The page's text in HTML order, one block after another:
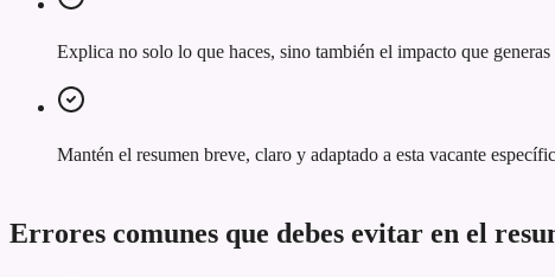
Explica no solo lo que haces, sino también el impacto que
Mantén el resumen breve, claro y adaptado a esta vacante
Errores comunes que debes evitar en el